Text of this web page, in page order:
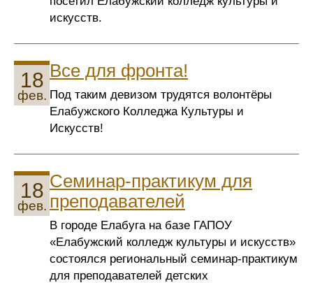
искусств.
18
фев.
Все для фронта!
Под таким девизом трудятся волонтёры
Елабужского Колледжа Культуры и
Искусств!
18
фев.
Семинар-практикум для
преподавателей
В городе Елабуга на базе ГАПОУ
«Елабужский колледж культуры и искусств»
состоялся региональный семинар‑практикум
для преподавателей детских